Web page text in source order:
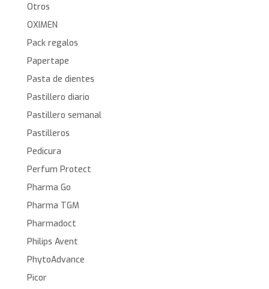
Otros
OXIMEN
Pack regalos
Papertape
Pasta de dientes
Pastillero diario
Pastillero semanal
Pastilleros
Pedicura
Perfum Protect
Pharma Go
Pharma TGM
Pharmadoct
Philips Avent
PhytoAdvance
Picor